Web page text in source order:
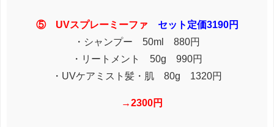
⑤ UVスプレーミーファ セット定価3190円
・シャンプー 50ml 880円
・リートメント 50g 990円
・UVケアミスト髪・肌 80g 1320円
→2300円